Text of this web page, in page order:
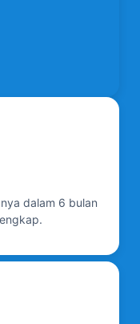
dalam 6 bulan